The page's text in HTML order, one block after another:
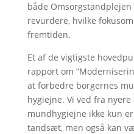
både
revurdere, hvilke
fremtiden.
Et af de vigtigste
rapport om
at forbedre borgernes
hygiejne. Vi ved fra
mundhygiejne ikke kun
tandsæt, men også kan